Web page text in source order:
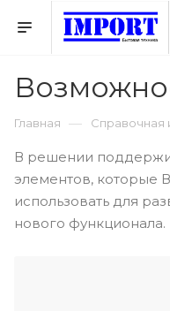
Главная — Справочная
В решении
элементов, которые
использовать для
нового функционала.